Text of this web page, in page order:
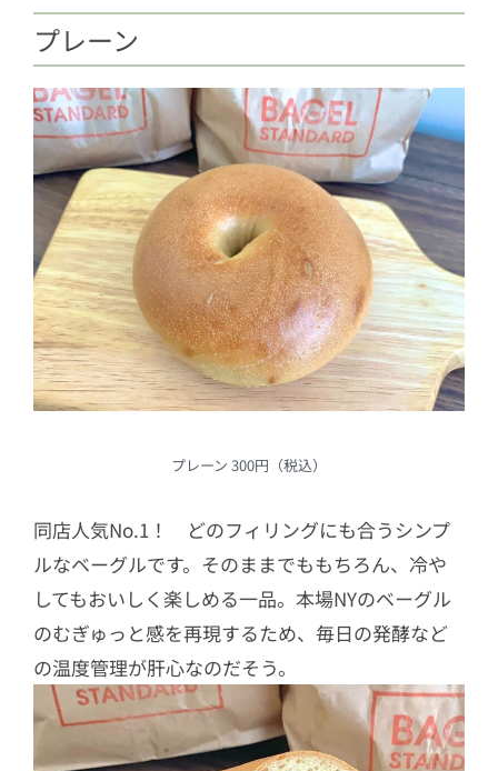
プレーン
プレーン 300円（税込）
同店人気No.1！ どのフィリングにも合うシンプ
ルなベーグルです。そのままでももちろん、冷や
してもおいしく楽しめる一品。本場NYのベーグル
のむぎゅっと感を再現するため、毎日の発酵など
の温度管理が肝心なのだそう。